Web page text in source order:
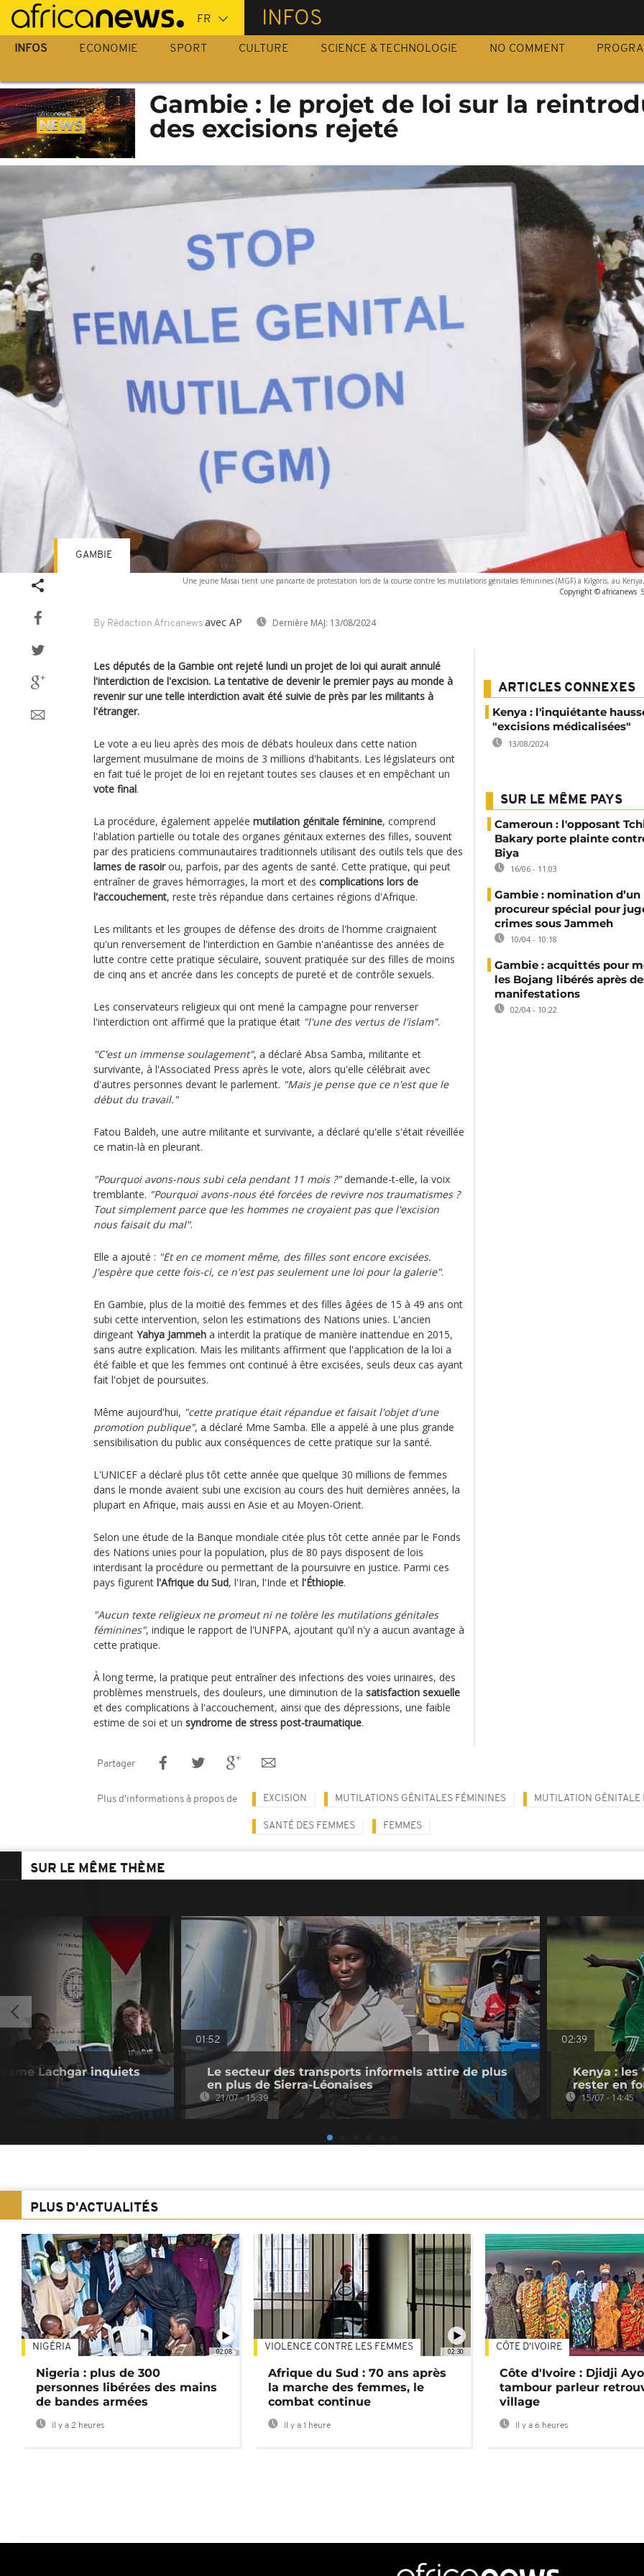
Passer
au
contenu
INFOS
INFOS ECONOMIE SPORT CULTURE SCIENCE & TECHNOLOGIE NO COMMENT
Gambie : le projet de loi sur la
des excisions rejeté
Une jeune Masai tient une pancarte de protestation lors de la course contre les mutilations génitales féminines (MGF) à Kilgoris, au
Copyright © africanews
By Rédaction Africanews avec AP Dernière MAJ: 13/08/2024
GAMBIE
Les députés de la Gambie ont rejeté lundi un projet de loi qui aurait annulé
l'interdiction de l'excision. La tentative de devenir le premier pays au monde à
revenir sur une telle interdiction avait été suivie de près par les militants à
l'étranger.
Le vote a eu lieu après des mois de débats houleux dans cette nation
largement musulmane de moins de 3 millions d'habitants. Les législateurs ont
en fait tué le projet de loi en rejetant toutes ses clauses et en empêchant un
vote final.
La procédure, également appelée mutilation génitale féminine, comprend
l'ablation partielle ou totale des organes génitaux externes des filles, souvent
par des praticiens communautaires traditionnels utilisant des outils tels que des
lames de rasoirou, parfois, par des agents de santé. Cette pratique, qui peut
entraîner de graves hémorragies, la mort et des complications lors de
l'accouchement, reste très répandue dans certaines régions d'Afrique.
Les militants et les groupes de défense des droits de l'homme craignaient
qu'un renversement de l'interdiction en Gambie n'anéantisse des années de
lutte contre cette pratique séculaire, souvent pratiquée sur des filles de moins
de cinq ans et ancrée dans les concepts de pureté et de contrôle sexuels.
Les conservateurs religieux qui ont mené la campagne pour renverser
l'interdiction ont affirmé que la pratique était "l'une des vertus de l'islam".
"C'est un immense soulagement", a déclaré Absa Samba, militante et
survivante, à l'Associated Press après le vote, alors qu'elle célébrait avec
d'autres personnes devant le parlement. "Mais je pense que ce n'est que le
début du travail."
Fatou Baldeh, une autre militante et survivante, a déclaré qu'elle s'était réveillée
ce matin-là en pleurant.
"Pourquoi avons-nous subi cela pendant 11 mois ?"demande-t-elle, la voix
tremblante. "Pourquoi avons-nous été forcées de revivre nos traumatismes ?
Tout simplement parce que les hommes ne croyaient pas que l'excision
nous faisait du mal".
Elle a ajouté : "Et en ce moment même, des filles sont encore excisées.
J'espère que cette fois-ci, ce n'est pas seulement une loi pour la galerie".
En Gambie, plus de la moitié des femmes et des filles âgées de 15 à 49 ans ont
subi cette intervention, selon les estimations des Nations unies. L'ancien
dirigeant Yahya Jammeh a interdit la pratique de manière inattendue en 2015,
sans autre explication. Mais les militants affirment que l'application de la loi a
été faible et que les femmes ont continué à être excisées, seuls deux cas ayant
fait l'objet de poursuites.
Même aujourd'hui, "cette pratique était répandue et faisait l'objet d'une
promotion publique", a déclaré Mme Samba. Elle a appelé à une plus grande
sensibilisation du public aux conséquences de cette pratique sur la santé.
L'UNICEF a déclaré plus tôt cette année que quelque 30 millions de femmes
dans le monde avaient subi une excision au cours des huit dernières années, la
plupart en Afrique, mais aussi en Asie et au Moyen-Orient.
Selon une étude de la Banque mondiale citée plus tôt cette année par le Fonds
des Nations unies pour la population, plus de 80 pays disposent de lois
interdisant la procédure ou permettant de la poursuivre en justice. Parmi ces
pays figurent l'Afrique du Sud, l'Iran, l'Inde et l'Éthiopie.
"Aucun texte religieux ne promeut ni ne tolère les mutilations génitales
féminines", indique le rapport de l'UNFPA, ajoutant qu'il n'y a aucun avantage à
cette pratique.
À long terme, la pratique peut entraîner des infections des voies urinaires, des
problèmes menstruels, des douleurs, une diminution de la satisfaction sexuelle
et des complications à l'accouchement, ainsi que des dépressions, une faible
estime de soi et un syndrome de stress post-traumatique.
ARTICLES CONNEXES
Kenya : l'inquiétante
"excisions médicalisées"
13/08/2024
SUR LE MÊME PAYS
Cameroun : l'opposant
Bakary porte plainte
Biya
16/06 - 11:03
Gambie : nomination d’un
procureur spécial pour
crimes sous Jammeh
10/04 - 10:18
Gambie : acquittés pour
les Bojang libérés après
manifestations
02/04 - 10:22
Partager
Plus d'informations à propos de EXCISION MUTILATIONS GÉNITALES FÉMININES MUTILATION GÉNITALE
SANTÉ DES FEMMES FEMMES
SUR LE MÊME THÈME
Lachgar inquiets
01:52
Le secteur des transports informels attire de plus
en plus de Sierra-Léonaises
21/07 - 15:39
02:39
Kenya : les
rester en
15/07 - 14:45
PLUS D'ACTUALITÉS
02:08
NIGÉRIA
Nigeria : plus de 300
personnes libérées des mains
de bandes armées
Il y a 2 heures
02:30
VIOLENCE CONTRE LES FEMMES
Afrique du Sud : 70 ans après
la marche des femmes, le
combat continue
Il y a 1 heure
CÔTE D'IVOIRE
Côte d'Ivoire : Djidji
tambour parleur
village
Il y a 6 heures